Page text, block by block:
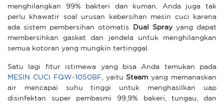
menghilangkan 99% bakteri dan kuman. Anda juga tak
perlu khawatir soal urusan kebersihan mesin cuci karena
ada sistem pembersihan otomatis
Dual Sprayyang dapat
membersihkan gasket dan jendela untuk menghilangkan
semua kotoran yang mungkin tertinggal.
Satu lagi fitur istimewa yang bisa Anda temukan pada
MESIN CUCI FQW-1050BF , yaituSteam yang memanaskan
air mencapai suhu tinggi untuk menghasilkan uap
disinfektan super pembasmi 99,9% bakeri, tungau, dan